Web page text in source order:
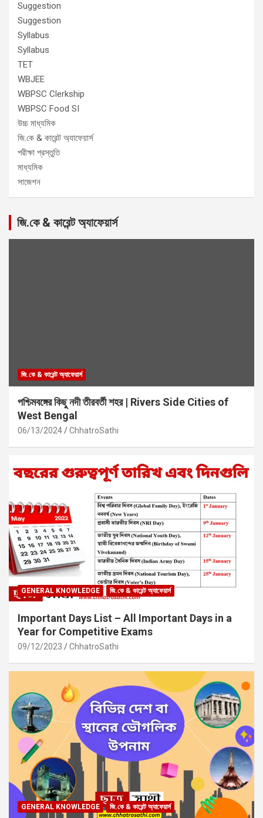
Suggestion
Suggestion
Syllabus
Syllabus
TET
WBJEE
WBPSC Clerkship
WBPSC Food SI
উচ্চ মাধ্যমিক
জি.কে & কারেন্ট অ্যাফেয়ার্স
পরীক্ষা প্রস্তুতি
মাধ্যমিক
সাজেশন
জি.কে & কারেন্ট অ্যাফেয়ার্স
জি.কে & কারেন্ট অ্যাফেয়ার্স
পশ্চিমবঙ্গের কিছু নদী তীরবর্তী শহর | Rivers Side Cities of
West Bengal
06/13/2024 ChhatroSathi
GENERAL KNOWLEDGE জি.কে & কারেন্ট অ্যাফেয়ার্স
Important Days List – All Important Days in a
Year for Competitive Exams
09/12/2023 ChhatroSathi
GENERAL KNOWLEDGE জি.কে & কারেন্ট অ্যাফেয়ার্স